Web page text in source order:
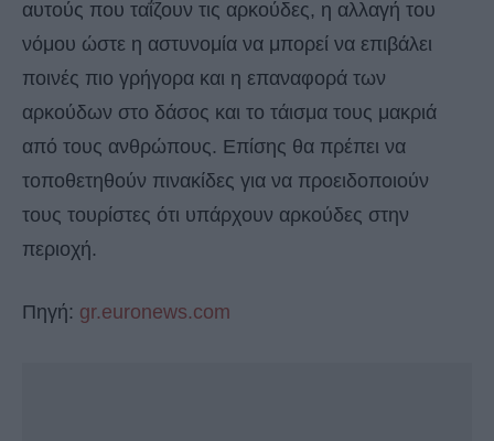
αυτούς που ταΐζουν τις αρκούδες, η αλλαγή του
νόμου ώστε η αστυνομία να μπορεί να επιβάλει
ποινές πιο γρήγορα και η επαναφορά των
αρκούδων στο δάσος και το τάισμα τους μακριά
από τους ανθρώπους. Επίσης θα πρέπει να
τοποθετηθούν πινακίδες για να προειδοποιούν
τους τουρίστες ότι υπάρχουν αρκούδες στην
περιοχή.
Πηγή: gr.euronews.com